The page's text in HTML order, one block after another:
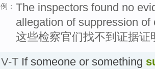
例： The inspectors found no
allegation of suppression
这些检察官们找不到证据
V-T If someone or something